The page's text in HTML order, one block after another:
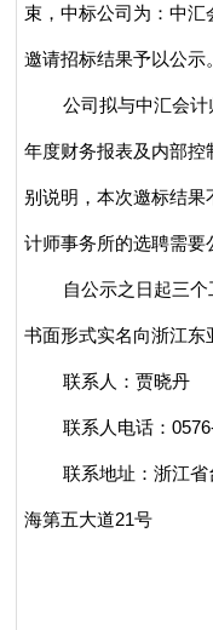
束，中标公司为：中
邀请招标结果予以公示。
公司拟与中汇会
年度财务报表及内部
别说明，本次邀标结
计师事务所的选聘需要
自公示之日起三
书面形式实名向浙江东
联系人：贾晓丹
联系人电话：
联系地址：浙江
海第五大道21号